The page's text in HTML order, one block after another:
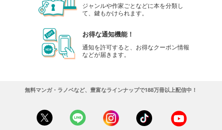
ジャンルや作家ごとなどに本を分類し
て、鍵もかけられます。
お得な通知機能！
通知を許可すると、お得なクーポン情報
などが届きます。
無料マンガ・ラノベなど、豊富なラインナップで188万冊以上配信中！